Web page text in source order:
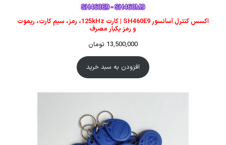
اکسس کنترل آسانسور SH460E9 | کارت 125kHz، رمز، سیم کارت، ریموت
و رمز یکبار مصرف
13,500,000 تومان
افزودن به سبد خرید